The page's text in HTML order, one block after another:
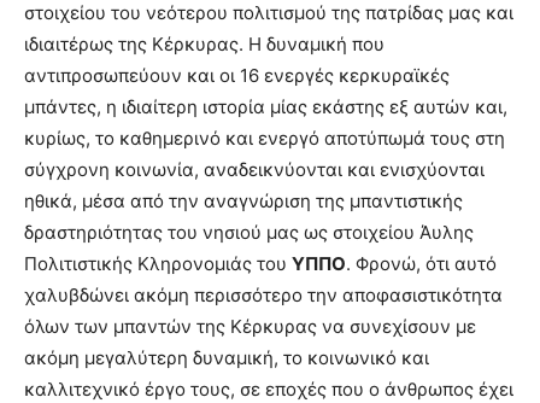
στοιχείου του νεότερου πολιτισμού της πατρίδας μας και
ιδιαιτέρως της Κέρκυρας. Η δυναμική που
αντιπροσωπεύουν και οι 16 ενεργές κερκυραϊκές
μπάντες, η ιδιαίτερη ιστορία μίας εκάστης εξ αυτών και,
κυρίως, το καθημερινό και ενεργό αποτύπωμά τους στη
σύγχρονη κοινωνία, αναδεικνύονται και ενισχύονται
ηθικά, μέσα από την αναγνώριση της μπαντιστικής
δραστηριότητας του νησιού μας ως στοιχείου Άυλης
Πολιτιστικής Κληρονομιάς του ΥΠΠΟ. Φρονώ, ότι αυτό
χαλυβδώνει ακόμη περισσότερο την αποφασιστικότητα
όλων των μπαντών της Κέρκυρας να συνεχίσουν με
ακόμη μεγαλύτερη δυναμική, το κοινωνικό και
καλλιτεχνικό έργο τους, σε εποχές που ο άνθρωπος έχει